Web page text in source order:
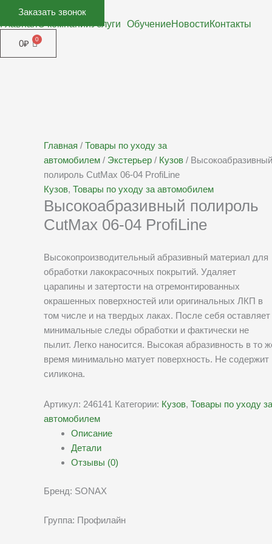
Заказать звонок
ГлавнаяО компанииУслуги ОбучениеНовостиКонтакты
0₽
Главная / Товары по уходу за
автомобилем / Экстерьер / Кузов / Высокоабразивный
полироль CutMax 06-04 ProfiLine
Кузов, Товары по уходу за автомобилем
Высокоабразивный полироль
CutMax 06-04 ProfiLine
Высокопроизводительный абразивный материал для
обработки лакокрасочных покрытий. Удаляет
царапины и затертости на отремонтированных
окрашенных поверхностей или оригинальных ЛКП в
том числе и на твердых лаках. После себя оставляет
минимальные следы обработки и фактически не
пылит. Легко наносится. Высокая абразивность в то
время минимально матует поверхность. Не содержит
силикона.
Артикул: 246141 Категории: Кузов, Товары по уходу за
автомобилем
Описание
Детали
Отзывы (0)
Бренд: SONAX
Группа: Профилайн